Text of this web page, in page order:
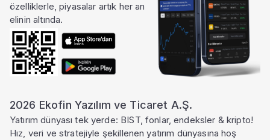
özelliklerle, piyasalar artık her an
elinin altında.
2026 Ekofin Yazılım ve Ticaret A.Ş.
Yatırım dünyası tek yerde: BIST, fonlar, endeksler & kripto!
Hız, veri ve stratejiyle şekillenen yatırım dünyasına hoş